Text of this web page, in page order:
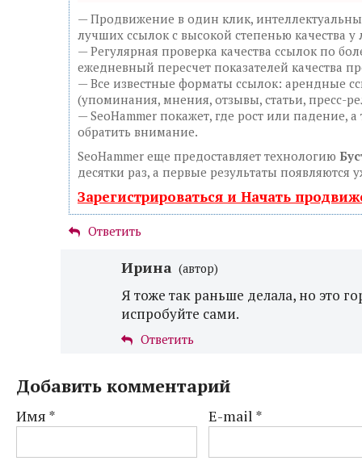
— Продвижение в один клик,
лучших ссылок с высокой степенью качества
— Регулярная проверка качества ссылок по
ежедневный пересчет показателей качества
— Все известные форматы ссылок: арендные
(упоминания, мнения, отзывы, статьи, пресс-
— SeoHammer покажет, где рост или падение,
обратить внимание.
SeoHammer еще предоставляет технологию
десятки раз, а первые результаты появляются
Зарегистрироваться и Начать
Ответить
Ирина (автор)
Я тоже так раньше делала, но это
испробуйте сами.
Ответить
Добавить комментарий
Имя * E-mail *